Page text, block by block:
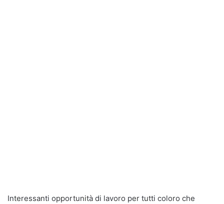
Interessanti opportunità di lavoro per tutti coloro che